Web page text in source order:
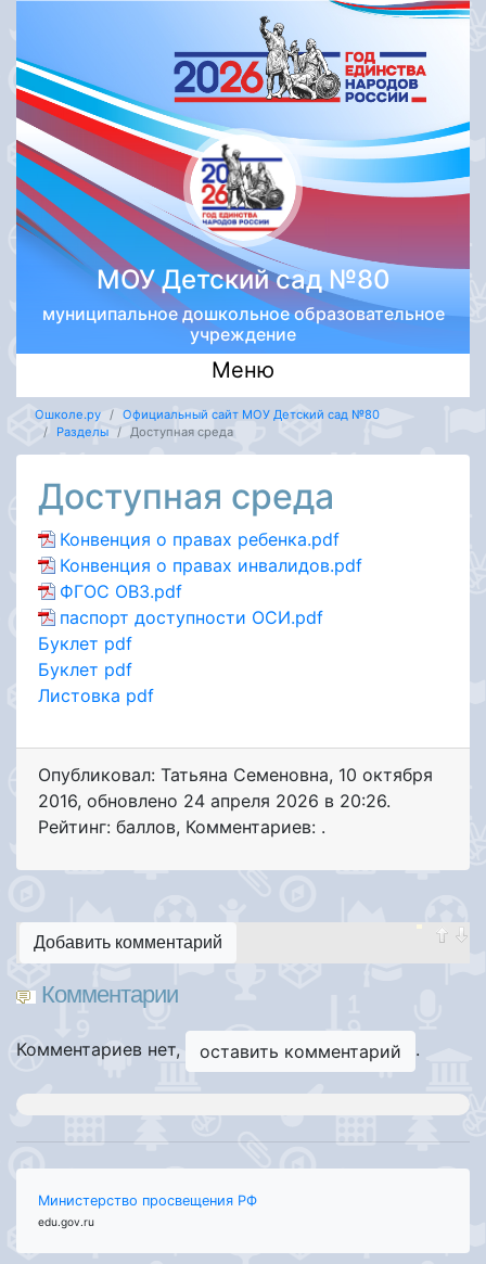
МОУ Детский сад №80
муниципальное дошкольное образовательное
учреждение
Меню
Ошколе.ру
Официальный сайт МОУ Детский сад №80
Разделы
Доступная среда
Доступная среда
Конвенция о правах ребенка.pdf
Конвенция о правах инвалидов.pdf
ФГОС ОВЗ.pdf
паспорт доступности ОСИ.pdf
Буклет pdf
Буклет pdf
Листовка pdf
Опубликовал: Татьяна Семеновна, 10 октября
2016, обновлено 24 апреля 2026 в 20:26.
Рейтинг: баллов, Комментариев: .
Добавить комментарий
Комментарии
Комментариев нет, оставить комментарий .
Министерство просвещения РФ
edu.gov.ru